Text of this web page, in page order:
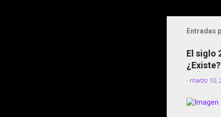
Entradas
El siglo
¿Existe?
-marzo 10,